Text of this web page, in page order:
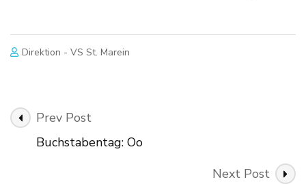
Direktion - VS St. Marein
Post
Navigation
Prev Post
Buchstabentag: Oo
Next Post